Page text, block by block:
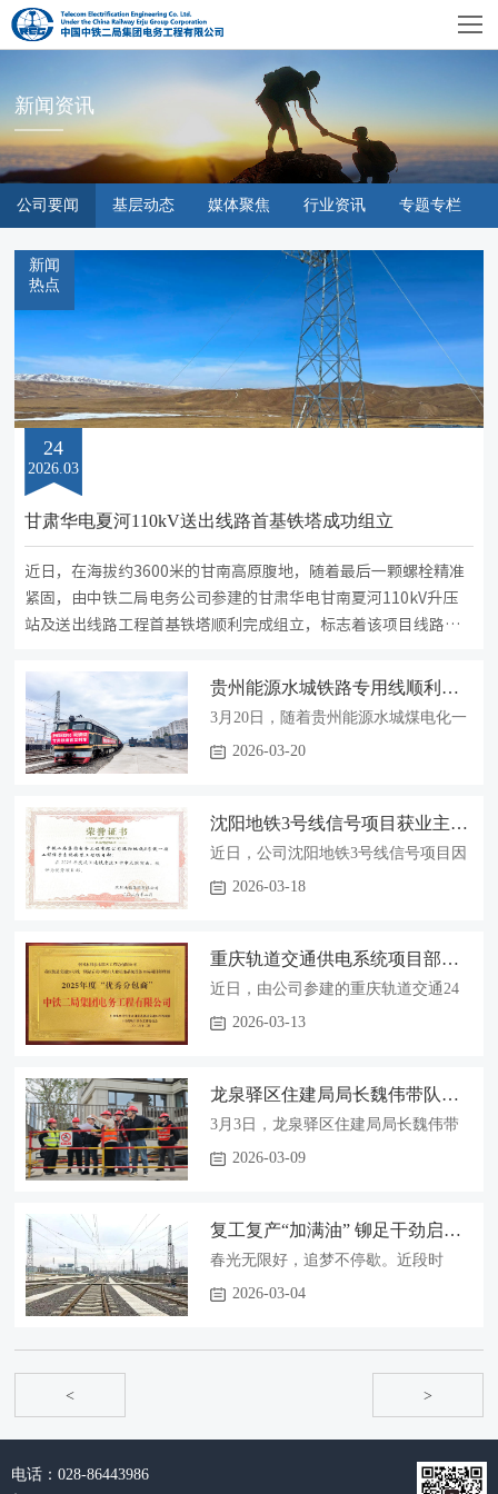
新闻资讯
公司要闻 基层动态 媒体聚焦 行业资讯 专题专栏
新闻
热点
24
2026.03
甘肃华电夏河110kV送出线路首基铁塔成功组立
近日，在海拔约3600米的甘南高原腹地，随着最后一颗螺栓精准
紧固，由中铁二局电务公司参建的甘肃华电甘南夏河110kV升压
站及送出线路工程首基铁塔顺利完成组立，标志着该项目线路主
键一环。甘肃华电甘南夏河110kV升压站及送出线路工程是甘南
藏族自治州重点新能源配套项目，主要包括110kV光伏升压站工
程、110kV送出线路及升压站内综合楼建筑工程，投运后，该项
目将接入周边多个风光电设施设备，对推动当地绿色低碳发展、
贵州能源水城铁路专用线顺利开通运营
3月20日，随着贵州能源水城煤电化一
体化有限公司专用铁路首发列车缓缓
营，标志着贵州六盘水地区能源运输
通道建设取得重要进展，为缓解周边
地区煤炭运输压力、完善区域能源物
2026-03-20
沈阳地铁3号线信号项目获业主“优秀项目部”荣誉称号
近日，公司沈阳地铁3号线信号项目因
工作表现突出，被业主评为“优秀项目
目管理团队紧盯动车调试等核心节
点，全面强化施工全流程管控，在施
工组织、资源配置、品质提升等方面
单位，实现施工收尾与系统调试各环
节无缝衔接、有序推进，为如期保障
2026-03-18
重庆轨道交通供电系统项目部荣获业主单位 “2025年度优秀分包商”称号
近日，由公司参建的重庆轨道交通24
号线获得业主单位“2025年度优秀分包
2026-03-13
龙泉驿区住建局局长魏伟带队督导龙湖光年降噪项目安全工作
3月3日，龙泉驿区住建局局长魏伟带
队对龙湖·光年降噪项目施工现场开展
2026-03-09
复工复产“加满油” 铆足干劲启新篇
春光无限好，追梦不停歇。近段时
间，公司各单位，迅速调整状态、全
2026-03-04
< >
电话：028-86443986